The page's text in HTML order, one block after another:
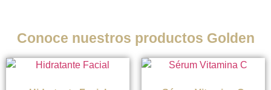
Conoce nuestros productos Golden